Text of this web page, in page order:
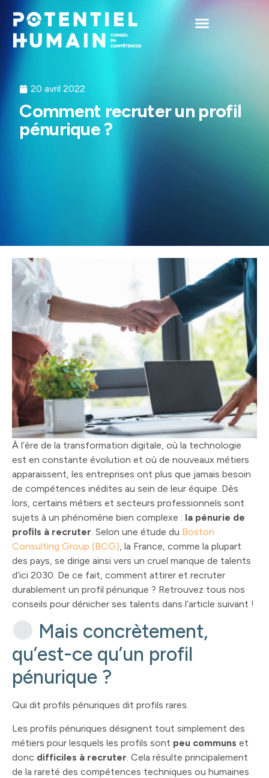
20 avril 2022
Comment recruter un profil
pénurique ?
À l’ère de la transformation digitale, où la technologie
est en constante évolution et où de nouveaux métiers
apparaissent, les entreprises ont plus que jamais besoin
de compétences inédites au sein de leur équipe. Dès
lors, certains métiers et secteurs professionnels sont
sujets à un phénomène bien complexe : la pénurie de
proﬁls à recruter. Selon une étude du Boston
Consulting Group (BCG), la France, comme la plupart
des pays, se dirige ainsi vers un cruel manque de talents
d’ici 2030. De ce fait, comment attirer et recruter
durablement un profil pénurique ? Retrouvez tous nos
conseils pour dénicher ses talents dans l’article suivant !
Mais concrètement,
qu’est-ce qu’un profil
pénurique ?
Qui dit profils pénuriques dit profils rares.
Les profils pénuriques désignent tout simplement des
métiers pour lesquels les profils sont peu communs et
donc difficiles à recruter . Cela résulte principalement
de la rareté des compétences techniques ou humaines